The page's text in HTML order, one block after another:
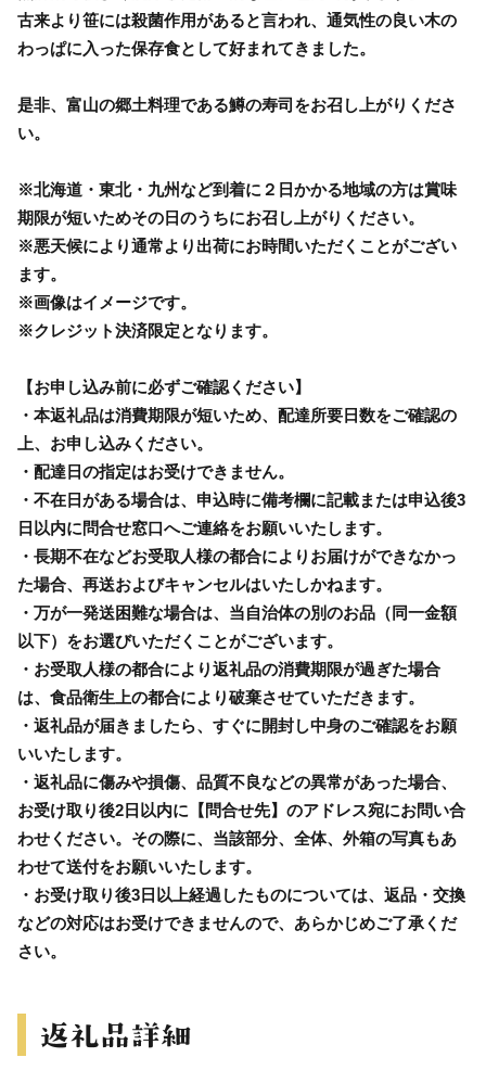
古来より笹には殺菌作用があると言われ、通気性の良い木の
わっぱに入った保存食として好まれてきました。
是非、富山の郷土料理である鱒の寿司をお召し上がりくださ
い。
※北海道・東北・九州など到着に２日かかる地域の方は賞味
期限が短いためその日のうちにお召し上がりください。
※悪天候により通常より出荷にお時間いただくことがござい
ます。
※画像はイメージです。
※クレジット決済限定となります。
【お申し込み前に必ずご確認ください】
・本返礼品は消費期限が短いため、配達所要日数をご確認の
上、お申し込みください。
・配達日の指定はお受けできません。
・不在日がある場合は、申込時に備考欄に記載または申込後3
日以内に問合せ窓口へご連絡をお願いいたします。
・長期不在などお受取人様の都合によりお届けができなかっ
た場合、再送およびキャンセルはいたしかねます。
・万が一発送困難な場合は、当自治体の別のお品（同一金額
以下）をお選びいただくことがございます。
・お受取人様の都合により返礼品の消費期限が過ぎた場合
は、食品衛生上の都合により破棄させていただきます。
・返礼品が届きましたら、すぐに開封し中身のご確認をお願
いいたします。
・返礼品に傷みや損傷、品質不良などの異常があった場合、
お受け取り後2日以内に【問合せ先】のアドレス宛にお問い合
わせください。その際に、当該部分、全体、外箱の写真もあ
わせて送付をお願いいたします。
・お受け取り後3日以上経過したものについては、返品・交換
などの対応はお受けできませんので、あらかじめご了承くだ
さい。